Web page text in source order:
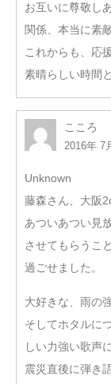
お互いに尊敬し
関係、本当に素
これからも、応
素晴らしい時間
こころ
2016年 7
Unknown
藤森さん、大阪
あついあつい見
させてもらうこ
過ごせました。
大好きな、雨の
そしてホタルに
しい力強い歌声
震災直後に弾き